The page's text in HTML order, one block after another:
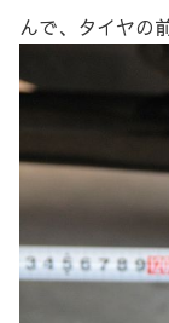
んで、タイヤの